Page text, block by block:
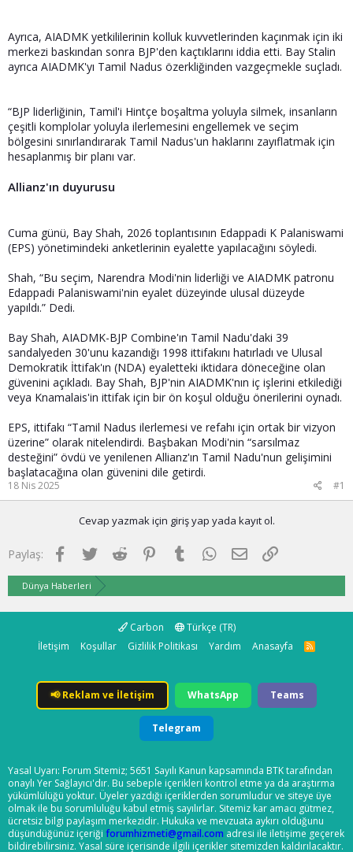
Ayrıca, AIADMK yetkililerinin kolluk kuvvetlerinden kaçınmak için iki
merkezi baskından sonra BJP'den kaçtıklarını iddia etti. Bay Stalin
ayrıca AIADMK'yı Tamil Nadus özerkliğinden vazgeçmekle suçladı.
“BJP liderliğinin, Tamil'i Hintçe boşaltma yoluyla silmek, insanların
çeşitli komplolar yoluyla ilerlemesini engellemek ve seçim
bölgesini sınırlandırarak Tamil Nadus'un haklarını zayıflatmak için
hesaplanmış bir planı var.
Allianz'ın duyurusu
Cuma günü, Bay Shah, 2026 toplantısının Edappadi K Palaniswami
(EPS) yönetimindeki anketlerinin eyalette yapılacağını söyledi.
Shah, “Bu seçim, Narendra Modi'nin liderliği ve AIADMK patronu
Edappadi Palaniswami'nin eyalet düzeyinde ulusal düzeyde
yapıldı.” Dedi.
Bay Shah, AIADMK-BJP Combine'ın Tamil Nadu'daki 39
sandalyeden 30'unu kazandığı 1998 ittifakını hatırladı ve Ulusal
Demokratik İttifak'ın (NDA) eyaletteki iktidara döneceğine olan
güvenini açıkladı. Bay Shah, BJP'nin AIADMK'nın iç işlerini etkilediği
veya Knamalais'in ittifak için bir ön koşul olduğu önerilerini oynadı.
EPS, ittifakı “Tamil Nadus ilerlemesi ve refahı için ortak bir vizyon
üzerine” olarak nitelendirdi. Başbakan Modi'nin “sarsılmaz
desteğini” övdü ve yenilenen Allianz'ın Tamil Nadu'nun gelişimini
başlatacağına olan güvenini dile getirdi.
18 Nis 2025 #1
Cevap yazmak için giriş yap yada kayıt ol.
Paylaş: Facebook
TwitterReddit PinterestTumblrWhatsApp
E-postaLink
Dünya Haberleri
Carbon
Türkçe (TR)
İletişim
Koşullar Gizlilik Politikası Yardım Anasayfa
R
S
📢Reklam ve İletişim WhatsApp Teams
Telegram
Yasal Uyarı: Forum Sitemiz; 5651 Sayılı Kanun kapsamında BTK tarafından
onaylı Yer Sağlayıcı'dır. Bu sebeple içerikleri kontrol etme ya da araştırma
yükümlülüğü yoktur. Üyeler yazdığı içeriklerden sorumludur ve siteye üye
olmak ile bu sorumluluğu kabul etmiş sayılırlar. Sitemiz kar amacı gütmez,
ücretsiz bilgi paylaşım merkezidir. Hukuka ve mevzuata aykırı olduğunu
düşündüğünüz içeriği forumhizmeti@gmail.com adresi ile iletişime geçerek
bildirebilirsiniz. Yasal süre içerisinde ilgili içerikler sitemizden kaldırılacaktır.